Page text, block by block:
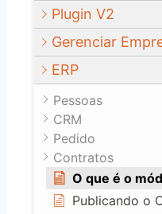
Plugin V2
Gerenciar
ERP
Pessoas
CRM
Pedido
Contratos
O que é o
Publicando o